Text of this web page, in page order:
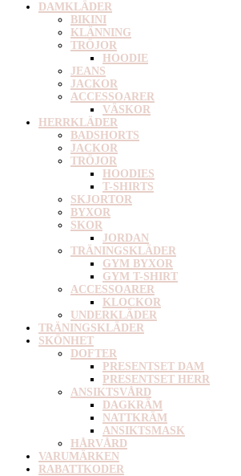
DAMKLÄDER
BIKINI
KLÄNNING
TRÖJOR
HOODIE
JEANS
JACKOR
ACCESSOARER
VÄSKOR
HERRKLÄDER
BADSHORTS
JACKOR
TRÖJOR
HOODIES
T-SHIRTS
SKJORTOR
BYXOR
SKOR
JORDAN
TRÄNINGSKLÄDER
GYM BYXOR
GYM T-SHIRT
ACCESSOARER
KLOCKOR
UNDERKLÄDER
TRÄNINGSKLÄDER
SKÖNHET
DOFTER
PRESENTSET DAM
PRESENTSET HERR
ANSIKTSVÅRD
DAGKRÄM
NATTKRÄM
ANSIKTSMASK
HÅRVÅRD
VARUMÄRKEN
RABATTKODER